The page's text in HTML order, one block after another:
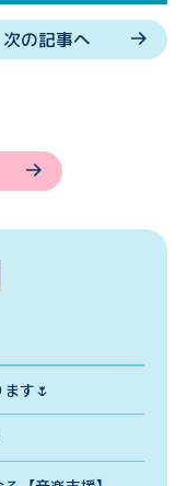
次の記事へ
す🌷